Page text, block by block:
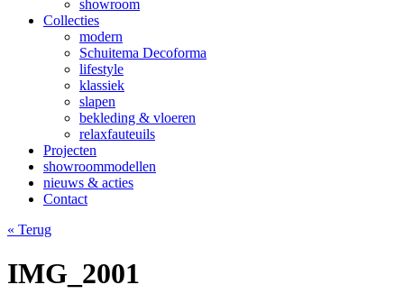
showroom
Collecties
modern
Schuitema Decoforma
lifestyle
klassiek
slapen
bekleding & vloeren
relaxfauteuils
Projecten
showroommodellen
nieuws & acties
Contact
« Terug
IMG_2001